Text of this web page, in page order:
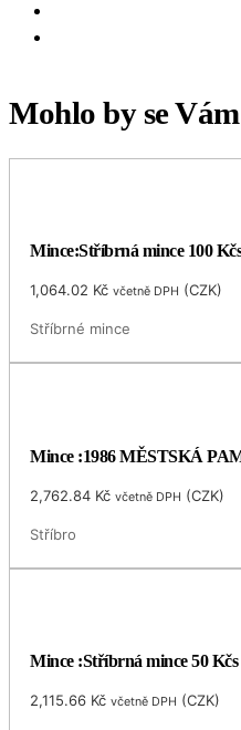
Mohlo by se
Mince:Stříbrná mince 100
1,064.02 Kč včetně DPH (CZK)
Stříbrné mince
Mince :1986 MĚSTSKÁ
2,762.84 Kč včetně DPH (CZK)
Stříbro
Mince :Stříbrná mince 50
2,115.66 Kč včetně DPH (CZK)